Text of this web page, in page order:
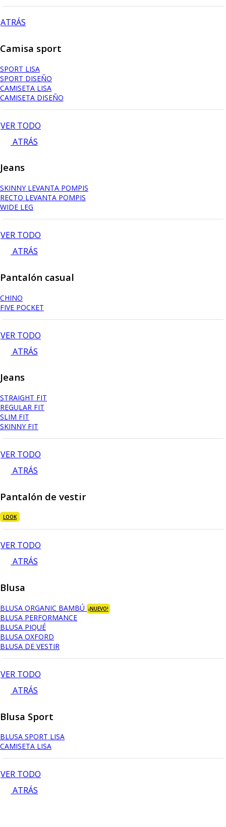
ATRÁS
Camisa sport
SPORT LISA
SPORT DISEÑO
CAMISETA LISA
CAMISETA DISEÑO
VER TODO
ATRÁS
Jeans
SKINNY LEVANTA POMPIS
RECTO LEVANTA POMPIS
WIDE LEG
VER TODO
ATRÁS
Pantalón casual
CHINO
FIVE POCKET
VER TODO
ATRÁS
Jeans
STRAIGHT FIT
REGULAR FIT
SLIM FIT
SKINNY FIT
VER TODO
ATRÁS
Pantalón de vestir
LOOK
VER TODO
ATRÁS
Blusa
BLUSA ORGANIC BAMBÚ ¡NUEVO!
BLUSA PERFORMANCE
BLUSA PIQUÉ
BLUSA OXFORD
BLUSA DE VESTIR
VER TODO
ATRÁS
Blusa Sport
BLUSA SPORT LISA
CAMISETA LISA
VER TODO
ATRÁS